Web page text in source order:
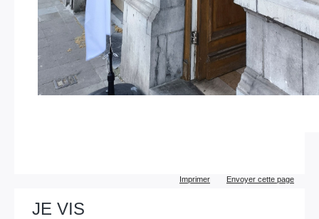
Imprimer Envoyer cette page
JE VIS